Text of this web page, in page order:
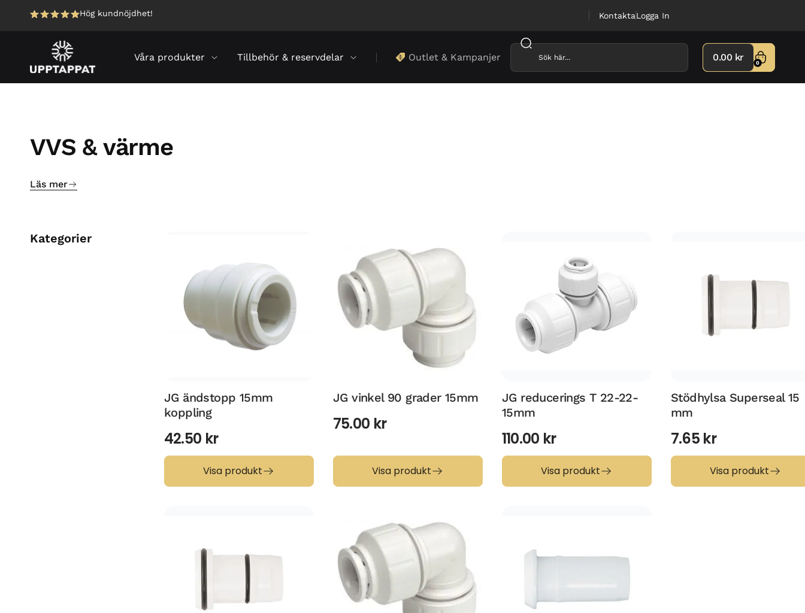
Hög kundnöjdhet! KontaktaLogga In
Våra produkter Tillbehör & reservdelar Outlet & Kampanjer 0.00 kr 0
VVS & värme
Läs mer
Kategorier
JG ändstopp 15mm
koppling
42.50 kr
Visa produkt
JG vinkel 90 grader 15mm
75.00 kr
Visa produkt
JG reducerings T 22-22-
15mm
110.00 kr
Visa produkt
Stödhylsa Superseal 15
mm
7.65 kr
Visa produkt